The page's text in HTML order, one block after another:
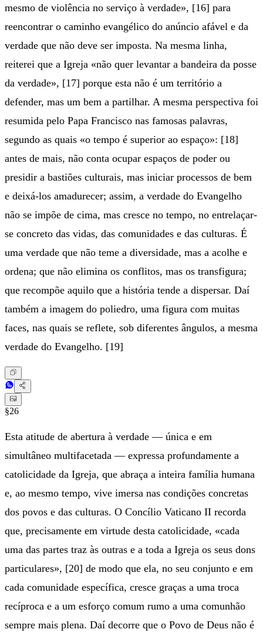
mesmo de violência no serviço à verdade», [16] para
reencontrar o caminho evangélico do anúncio afável e da
verdade que não deve ser imposta. Na mesma linha,
reiterei que a Igreja «não quer levantar a bandeira da posse
da verdade», [17] porque esta não é um território a
defender, mas um bem a partilhar. A mesma perspectiva foi
resumida pelo Papa Francisco nas famosas palavras,
segundo as quais «o tempo é superior ao espaço»: [18]
antes de mais, não conta ocupar espaços de poder ou
presidir a bastiões culturais, mas iniciar processos de bem
e deixá-los amadurecer; assim, a verdade do Evangelho
não se impõe de cima, mas cresce no tempo, no entrelaçar-
se concreto das vidas, das comunidades e das culturas. É
uma verdade que não teme a diversidade, mas a acolhe e
ordena; que não elimina os conflitos, mas os transfigura;
que recompõe aquilo que a história tende a dispersar. Daí
também a imagem do poliedro, uma figura com muitas
faces, nas quais se reflete, sob diferentes ângulos, a mesma
verdade do Evangelho. [19]
§26
Esta atitude de abertura à verdade — única e em
simultâneo multifacetada — expressa profundamente a
catolicidade da Igreja, que abraça a inteira família humana
e, ao mesmo tempo, vive imersa nas condições concretas
dos povos e das culturas. O Concílio Vaticano II recorda
que, precisamente em virtude desta catolicidade, «cada
uma das partes traz às outras e a toda a Igreja os seus dons
particulares», [20] de modo que ela, no seu conjunto e em
cada comunidade específica, cresce graças a uma troca
recíproca e a um esforço comum rumo a uma comunhão
sempre mais plena. Daí decorre que o Povo de Deus não é